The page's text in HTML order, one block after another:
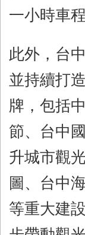
一小時車
此外，台
並持續打
牌，包括
節、台中
升城市觀
圖、台中
等重大建